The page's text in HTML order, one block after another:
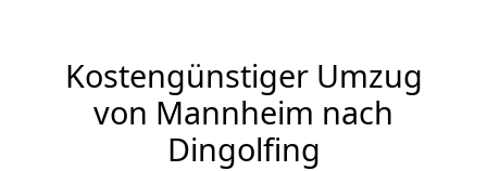
Kostengünstiger Umzug
von Mannheim nach
Dingolfing